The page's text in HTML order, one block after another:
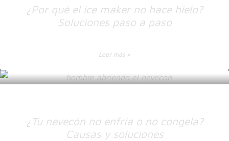
¿Por qué el ice maker no hace hielo?
Soluciones paso a paso
Leer más >
¿Tu nevecón no enfría o no congela?
Causas y soluciones